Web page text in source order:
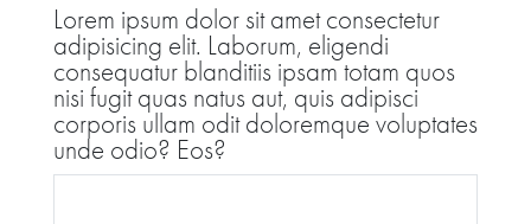
Lorem ipsum dolor sit amet consectetur
adipisicing elit. Laborum, eligendi
consequatur blanditiis ipsam totam quos
nisi fugit quas natus aut, quis adipisci
corporis ullam odit doloremque voluptates
unde odio? Eos?